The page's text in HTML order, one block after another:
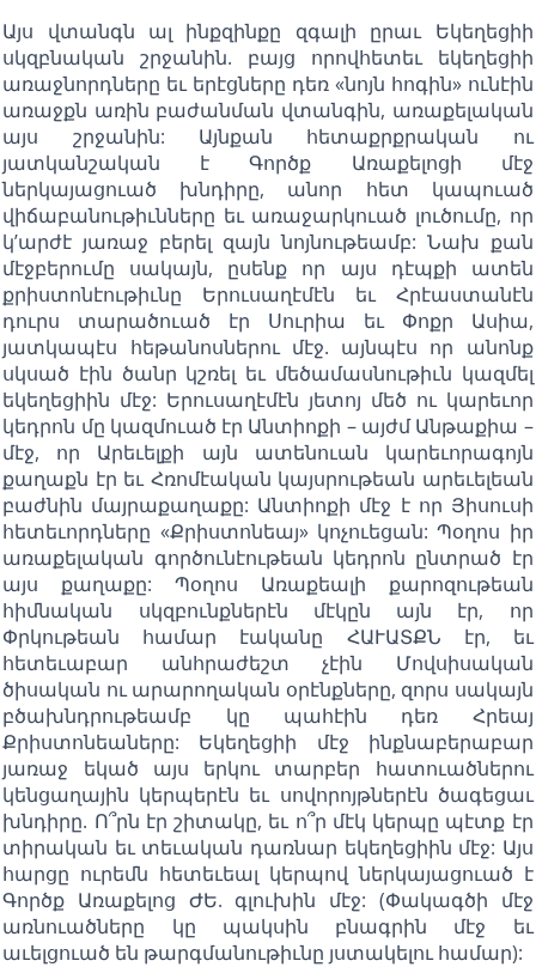
Այս վտանգն ալ ինքզինքը զգալի ըրաւ Եկեղեցիի
սկզբնական շրջանին. բայց որովհետեւ եկեղեցիի
առաջնորդները եւ երէցները դեռ «նոյն հոգին» ունէին
առաջքն առին բաժանման վտանգին, առաքելական
այս շրջանին: Այնքան հետաքրքրական ու
յատկանշական է Գործք Առաքելոցի մէջ
ներկայացուած խնդիրը, անոր հետ կապուած
վիճաբանութիւնները եւ առաջարկուած լուծումը, որ
կ’արժէ յառաջ բերել զայն նոյնութեամբ: Նախ քան
մէջբերումը սակայն, ըսենք որ այս դէպքի ատեն
քրիստոնէութիւնը Երուսաղէմէն եւ Հրէաստանէն
դուրս տարածուած էր Սուրիա եւ Փոքր Ասիա,
յատկապէս հեթանոսներու մէջ. այնպէս որ անոնք
սկսած էին ծանր կշռել եւ մեծամասնութիւն կազմել
եկեղեցիին մէջ: Երուսաղէմէն յետոյ մեծ ու կարեւոր
կեդրոն մը կազմուած էր Անտիոքի – այժմ Անթաքիա –
մէջ, որ Արեւելքի այն ատենուան կարեւորագոյն
քաղաքն էր եւ Հռոմէական կայսրութեան արեւելեան
բաժնին մայրաքաղաքը: Անտիոքի մէջ է որ Յիսուսի
հետեւորդները «Քրիստոնեայ» կոչուեցան: Պօղոս իր
առաքելական գործունէութեան կեդրոն ընտրած էր
այս քաղաքը: Պօղոս Առաքեալի քարոզութեան
հիմնական սկզբունքներէն մէկըն այն էր, որ
Փրկութեան համար էականը ՀԱՒԱՏՔՆ էր, եւ
հետեւաբար անհրաժեշտ չէին Մովսիսական
ծիսական ու արարողական օրէնքները, զորս սակայն
բծախնդրութեամբ կը պահէին դեռ Հրեայ
Քրիստոնեաները: Եկեղեցիի մէջ ինքնաբերաբար
յառաջ եկած այս երկու տարբեր հատուածներու
կենցաղային կերպերէն եւ սովորոյթներէն ծագեցաւ
խնդիրը. Ո՞րն էր շիտակը, եւ ո՞ր մէկ կերպը պէտք էր
տիրական եւ տեւական դառնար եկեղեցիին մէջ: Այս
հարցը ուրեմն հետեւեալ կերպով ներկայացուած է
Գործք Առաքելոց ԺԵ. գլուխին մէջ: (Փակագծի մէջ
առնուածները կը պակսին բնագրին մէջ եւ
աւելցուած են թարգմանութիւնը յստակելու համար):